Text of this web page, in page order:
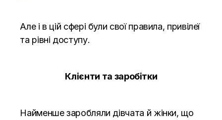
Але і в цій сфері були свої правила, привілеї
та рівні доступу.
Клієнти та заробітки
Найменше заробляли дівчата й жінки, що